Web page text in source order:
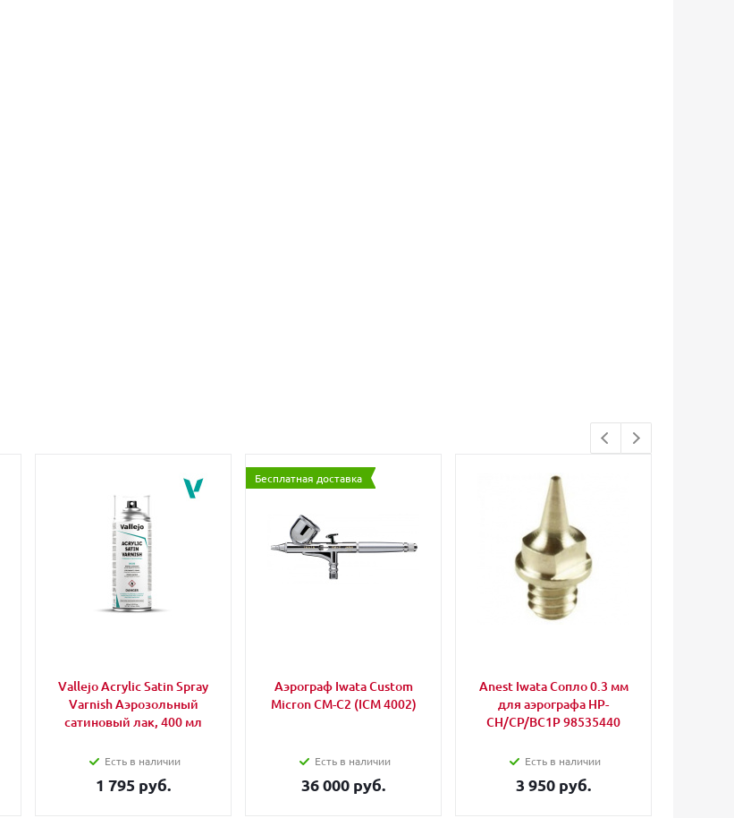
Vallejo Acrylic Satin Spray
Varnish Аэрозольный
сатиновый лак, 400 мл
Есть в наличии
1 795 руб.
Бесплатная доставка
Аэрограф Iwata Custom
Micron CM-C2 (ICM 4002)
Есть в наличии
36 000 руб.
Anest Iwata Сопло 0.3 мм
для аэрографа HP-
CH/CP/BC1P 98535440
Есть в наличии
3 950 руб.